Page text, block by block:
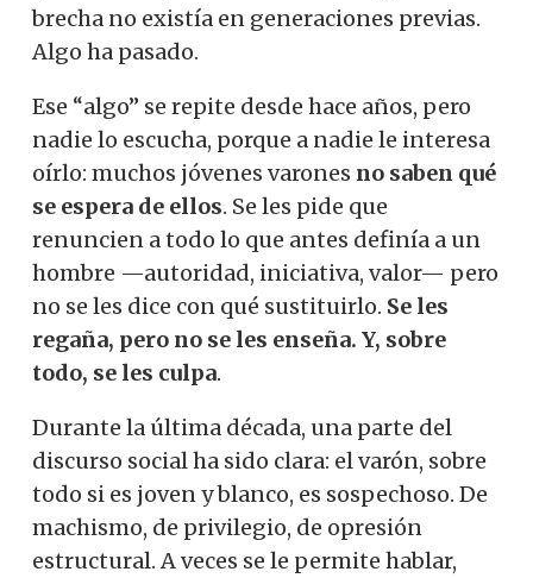
brecha no existía en generaciones previas.
Algo ha pasado.
Ese “algo” se repite desde hace años, pero
nadie lo escucha, porque a nadie le interesa
oírlo: muchos jóvenes varones no saben qué
se espera de ellos. Se les pide que
renuncien a todo lo que antes definía a un
hombre —autoridad, iniciativa, valor— pero
no se les dice con qué sustituirlo. Se les
regaña, pero no se les enseña. Y, sobre
todo, se les culpa.
Durante la última década, una parte del
discurso social ha sido clara: el varón, sobre
todo si es joven y blanco, es sospechoso. De
machismo, de privilegio, de opresión
estructural. A veces se le permite hablar,